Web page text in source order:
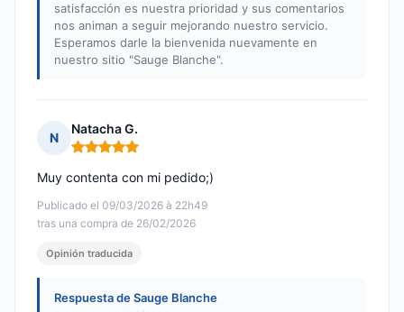
satisfacción es nuestra prioridad y sus comentarios
nos animan a seguir mejorando nuestro servicio.
Esperamos darle la bienvenida nuevamente en
nuestro sitio "Sauge Blanche".
N
Natacha G.
Nota: 5 de 5
Publicado el 09/03/2026 à 22h49
tras una compra de 26/02/2026
Muy contenta con mi pedido;)
Opinión traducida
Respuesta de Sauge Blanche